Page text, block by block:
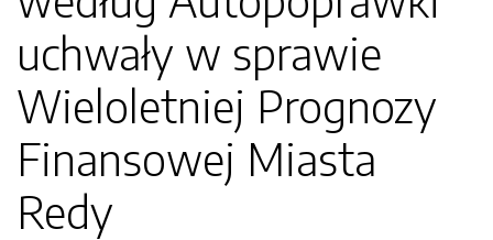
uchwały w sprawie
Wieloletniej Prognozy
Finansowej Miasta
Redy